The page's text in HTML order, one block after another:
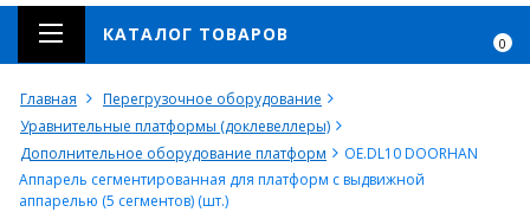
0
КАТАЛОГ ТОВАРОВ
Главная
Перегрузочное оборудование
Уравнительные платформы (доклевеллеры)
Дополнительное оборудование платформ
OE.DL10 DOORHAN
Аппарель сегментированная для платформ с выдвижной
аппарелью (5 сегментов) (шт.)